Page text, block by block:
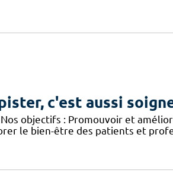
c'est aussi
objectifs : Promouvoir et
le bien-être des patients et